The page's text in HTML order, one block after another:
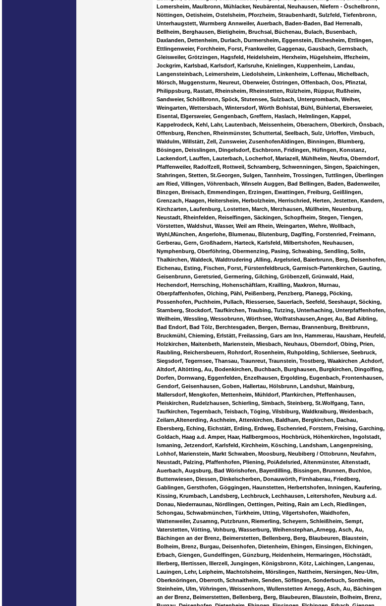
Lomersheim, Maulbronn, Mühlacker, Neubärental, Neuhausen, Niefern - Öschelbronn,
Nöttingen, Oetisheim, Ostelsheim, Pforzheim, Straubenhardt, Sulzfeld, Tiefenbronn,
Unterhaugstett, Wurmberg Annweiler, Auerbach, Baden-Baden, Bad Herrenalb,
Bellheim, Berghausen, Bietigheim, Bruchsal, Büchenau, Bulach, Busenbach,
Daxlanden, Dettenheim, Durlach, Durmersheim, Eggenstein, Elchesheim, Ettlingen,
Ettlingenweier, Forchheim, Forst, Frankweiler, Gaggenau, Gausbach, Gernsbach,
Gleisweiler, Grötzingen, Hagsfeld, Heidelsheim, Herxheim, Hügelsheim, Iffezheim,
Jockgrim, Karlsbad, Karlsdorf, Karlsruhe, Knielingen, Kuppenheim, Landau,
Langensteinbach, Leimersheim, Liedolsheim, Linkenheim, Loffenau, Michelbach,
Mörsch, Muggensturm, Neureut, Oberweier, Östringen, Offenbach, Oos, Pfinztal,
Philippsburg, Rastatt, Rheinsheim, Rheinstetten, Rülzheim, Rüppur, Rußheim,
Sandweier, Schöllbronn, Spöck, Stutensee, Sulzbach, Untergrombach, Weiher,
Weingarten, Wettersbach, Wintersdorf, Wörth Bohlstal, Bühl, Bühlertal, Ebersweier,
Eisental, Elgersweier, Gengenbach, Greffern, Haslach, Helmlingen, Kappel,
Kappelrodeck, Kehl, Lahr, Lautenbach, Meissenheim, Oberachern, Oberkirch, Önsbach,
Offenburg, Renchen, Rheinmünster, Schuttertal, Seelbach, Sulz, Urloffen, Vimbuch,
Waldulm, Willstätt, Zell, Zunsweier, ZusenhofenAldingen, Binningen, Blumberg,
Bösingen, Deisslingen, Dingelsdorf, Eschbronn, Fridingen, Hüfingen, Konstanz,
Lackendorf, Lauffen, Lauterbach, Locherhof, Mariazell, Mühlheim, Neufra, Oberndorf,
Pfaffenweiler, Radolfzell, Rottweil, Schramberg, Schwenningen, Singen, Spaichingen,
Stahringen, Stetten, St.Georgen, Sulgen, Tannheim, Trossingen, Tuttlingen, Überlingen
am Ried, Villingen, Vöhrenbach, Winseln Auggen, Bad Bellingen, Baden, Badenweiler,
Binzgen, Breisach, Emmendingen, Erzingen, Ewattingen, Freiburg, Geißlingen,
Grenzach, Haagen, Heitersheim, Herbolzheim, Herrischried, Herten, Jestetten, Kandern,
Kirchzarten, Laufenburg, Lostetten, March, Merzhausen, Müllheim, Neuenburg,
Neustadt, Rheinfelden, Reiselfingen, Säckingen, Schopfheim, Stegen, Tiengen,
Vörstetten, Waldshut, Wasser, Weil am Rhein, Weingarten, Wiehre, Wollbach,
Wyhl,München, Angerlohe, Blumenau, Blutenburg, Daglfing, Forstenried, Freimann,
Gerberau, Gern, Großhadern, Harteck, Karlsfeld, Milbertshofen, Neuhausen,
Nymphenburg, Oberföhring, Obermenzing, Pasing, Schwabing, Sendling, Solln,
Thalkirchen, Waldeck, Waldtrudering ,Alling, Argelsried, Baierbrunn, Berg, Deisenhofen,
Eichenau, Esting, Fischen, Forst, Fürstenfeldbruck, Garmisch-Partenkirchen, Gauting,
Geisenbrunn, Geretsried, Germering, Gilching, Gröbenzell, Grünwald, Haid,
Hechendorf, Herrsching, Hohenschäftlarn, Krailling, Maxkron, Murnau,
Oberpfaffenhofen, Olching, Pähl, Peißenberg, Penzberg, Planegg, Pöcking,
Possenhofen, Puchheim, Pullach, Riessersee, Sauerlach, Seefeld, Seeshaupt, Söcking,
Starnberg, Stockdorf, Taufkirchen, Traubing, Tutzing, Unterhaching, Unterpfaffenhofen,
Weilheim, Wessling, Wessobrunn, Wörthsee, Wolfratshausen,Anger, Au, Bad Aibling,
Bad Endorf, Bad Tölz, Berchtesgaden, Bergen, Bernau, Brannenburg, Breitbrunn,
Bruckmühl, Chieming, Erlstätt, Freilassing, Gars am Inn, Hammerau, Hausham, Heufeld,
Holzkirchen, Maitenbeth, Marienstein, Miesbach, Neuhaus, Oberndorf, Obing, Prien,
Raubling, Reichersbeuern, Rohrdorf, Rosenheim, Ruhpolding, Schliersee, Seebruck,
Siegsdorf, Tegernsee, Thansau, Traunreut, Traunstein, Trostberg, Waakirchen ,Achdorf,
Altdorf, Altötting, Au, Bodenkirchen, Buchbach, Burghausen, Burgkirchen, Dingolfing,
Dorfen, Dornwang, Eggenfelden, Enzelhausen, Ergolding, Eugenbach, Frontenhausen,
Gendorf, Geisenhausen, Goben, Hallertau, Hölsbrunn, Landshut, Mainburg,
Mallersdorf, Mengkofen, Mettenheim, Mühldorf, Pfarrkirchen, Pfeffenhausen,
Pleiskirchen, Rudelzhausen, Schierling, Simbach, Steinberg, St.Wolfgang, Tann,
Taufkirchen, Tegernbach, Teisbach, Töging, Vilsbiburg, Waldkraiburg, Weidenbach,
Zeilarn,Altenerding, Aschheim, Attenkirchen, Baldham, Bergkirchen, Dachau,
Ebersberg, Eching, Eichstätt, Erding, Erdweg, Eschenried, Forstern, Freising, Garching,
Goldach, Haag a.d. Amper, Haar, Hallbergmoos, Hochbrück, Höhenkirchen, Ingolstadt,
Ismaning, Jetzendorf, Karlsfeld, Kirchheim, Kösching, Landsham, Langenpreising,
Lohhof, Marienstein, Markt Schwaben, Moosburg, Neubiberg / Ottobrunn, Neufahrn,
Neustadt, Palzing, Pfaffenhofen, Pliening, PoiAdelsried, Altenmünster, Altenstadt,
Auerbach, Augsburg, Bad Wörishofen, Bayerdilling, Bissingen, Brunnen, Buchloe,
Buttenwiesen, Diessen, Dinkelscherben, Donauwörth, Firnhaberau, Friedberg,
Gablingen, Gersthofen, Göggingen, Haunstetten, Herbertshofen, Inningen, Kaufering,
Kissing, Krumbach, Landsberg, Lechbruck, Lechhausen, Leitershofen, Neuburg a.d.
Donau, Niederraunau, Nördlingen, Oettingen, Peiting, Rain am Lech, Riedlingen,
Schongau, Schwabmünchen, Türkheim, Utting, Vilgertshofen, Waidhofen,
Wattenweiler, Zusamng, Putzbrunn, Riemerling, Scheyern, Schleißheim, Sempt,
Vaterstetten, Vötting, Vohburg, Wasserburg, Weihenstephan,,Arnegg, Asch, Au,
Bächingen an der Brenz, Beimerstetten, Bellenberg, Berg, Blaubeuren, Blaustein,
Bolheim, Brenz, Burgau, Deisenhofen, Dietenheim, Ehingen, Einsingen, Elchingen,
Erbach, Giengen, Gundelfingen, Günzburg, Heidenheim, Hermaringen, Höchstädt,
Illerberg, Illertissen, Illerzell, Jungingen, Königsbronn, Kötz, Laichingen, Langenau,
Lauingen, Lehr, Leipheim, Machtolsheim, Mörslingen, Nattheim, Nersingen, Neu-Ulm,
Oberknöringen, Oberroth, Schnaitheim, Senden, Söflingen, Sonderbuch, Sontheim,
Steinheim, Ulm, Vöhringen, Weissenhorn, Wullenstetten Arnegg, Asch, Au, Bächingen
an der Brenz, Beimerstetten, Bellenberg, Berg, Blaubeuren, Blaustein, Bolheim, Brenz,